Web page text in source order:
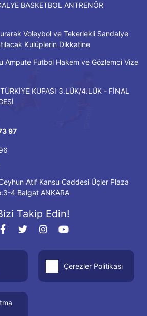
BASKETBOL ANTRENÖR
Voleybol ve Tekerlekli Sandalye
Kulüplerin Dikkatine
Ampute Futbol Hakem ve Gözlemci Vize
KUPASI 3.LÜK/4.LÜK - FİNAL
97
Atıf Kansu Caddesi Üçler Plaza
4 Balgat ANKARA
Takip Edin!
Çerezler Politikası